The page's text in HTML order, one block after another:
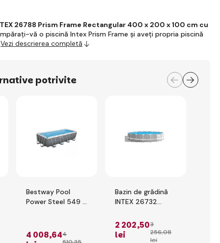
26788 Prism Frame Rectangular 400 x 200 x 100 cm cu
vă o piscină Intex Prism Frame și aveți propria piscină
Vezi descrierea completă
potrivite
Bestway Pool
Power Steel 549 x
4 008,644
Bazin de grădină
INTEX 26732
122 cm cu filtrare
cu cartuș
2 202,50
lei
3
256,08
lei